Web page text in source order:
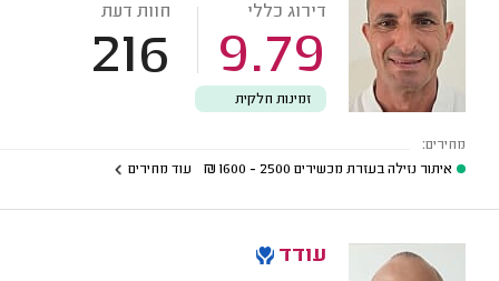
דירוג כללי
9.79
חוות דעת
216
זמינות חלקית
מחירים:
איתור נזילה בעזרת מכשירים 2500 - 1600
₪ עוד מחירים
עודד